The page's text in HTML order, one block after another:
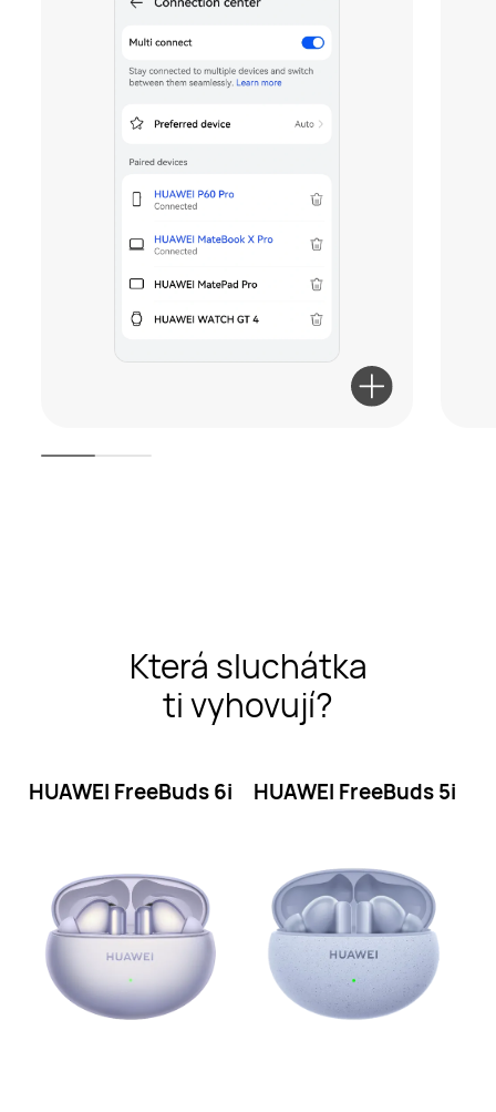
Která sluchátka
ti vyhovují?
HUAWEI FreeBuds6i HUAWEI FreeBuds5i